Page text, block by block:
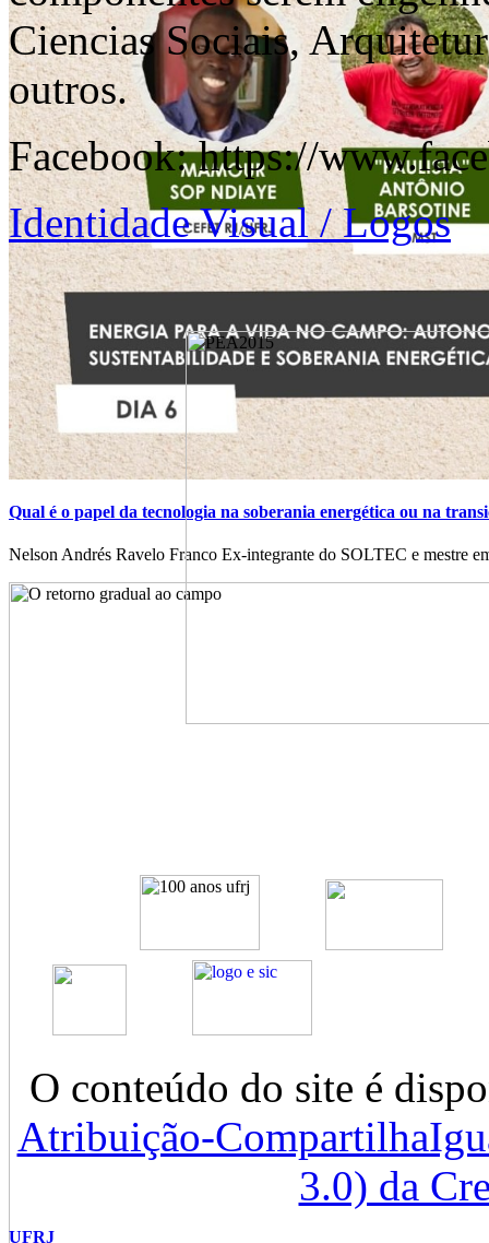
Qual é o papel da tecnologia na soberania energética ou na
Nelson Andrés Ravelo Franco Ex-integrante do SOLTEC e mestre
Ciencias Sociais,
outros.
Facebook:https://
Identidade Visual / Logos
O conteúdo do site é
Atribuição-
3.0) da
UFRJ